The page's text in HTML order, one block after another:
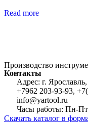
Read more
Производство
Контакты
Адрес: г.
+7962 203-93-93,
info@yartool.ru
Часы работы: Пн-
Скачать каталог в